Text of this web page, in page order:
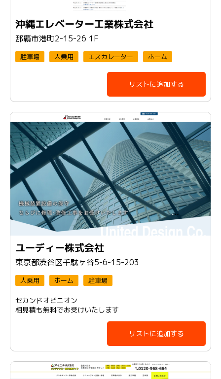
沖縄エレベーター工業株式会社
那覇市港町2-15-26 1F
駐車場 人乗用 エスカレーター ホーム
リストに追加する
ユーディー株式会社
東京都渋谷区千駄ヶ谷5-6-15-203
人乗用 ホーム 駐車場
セカンドオピニオン
相見積も無料でお受けいたします
リストに追加する